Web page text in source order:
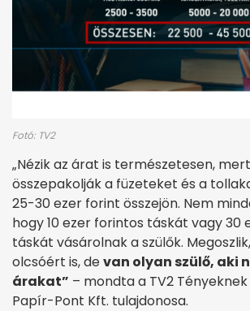
Fotó: TV2
„Nézik az árat is természetesen,
összepakolják a füzeteket és a
25-30 ezer forint összejön. Nem
hogy 10 ezer forintos táskát vagy 30
táskát vásárolnak a szülők.
olcsóért is, devan olyan szülő, aki
árakat” – mondta a TV2
Papír-Pont Kft. tulajdonosa.